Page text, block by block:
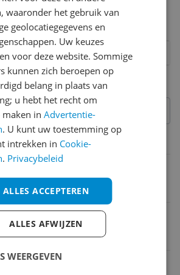
specificaties
product?
9
8
7
6
5
4
Vraag 1 van 4
waaronder het gebruik van
geolocatiegegevens en
Uw keuzes
voor deze website. Sommige
kunnen zich beroepen op
belang in plaats van
u hebt het recht om
maken inAdvertentie-
. U kunt uw toestemming op
intrekken in Cookie-
. Privacybeleid
ALLES ACCEPTEREN
ALLES AFWIJZEN
WEERGEVEN